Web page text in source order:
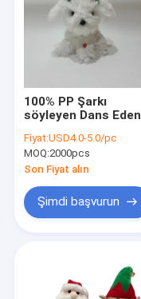
100% PP Şarkı
söyleyen Dans Eden
Fiyat:USD4.0-5.0/pc
MOQ:2000pcs
Son Fiyat alın
Şimdi başvurun